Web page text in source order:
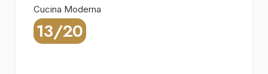
Cucina Moderna
13/20